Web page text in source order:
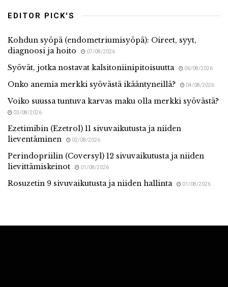
EDITOR PICK'S
Kohdun syöpä (endometriumisyöpä): Oireet, syyt,
diagnoosi ja hoito
07/08/2026
Syövät, jotka nostavat kalsitoniinipitoisuutta 06/08/2026
Onko anemia merkki syövästä ikääntyneillä? 04/08/2026
Voiko suussa tuntuva karvas maku olla merkki syövästä?
03/08/2026
Ezetimibin (Ezetrol) 11 sivuvaikutusta ja niiden
lieventäminen
02/08/2026
Perindopriilin (Coversyl) 12 sivuvaikutusta ja niiden
lievittämiskeinot
01/08/2026
Rosuzetin 9 sivuvaikutusta ja niiden hallinta 01/08/2026